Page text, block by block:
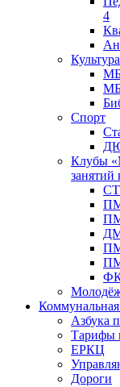
4
Спорт
Клубы
занятий
ФК
Азбука
ЕРКЦ
Дороги